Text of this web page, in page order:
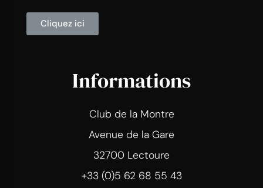
Cliquez ici
Informations
Club de la Montre
Avenue de la Gare
32700 Lectoure
+33 (0)5 62 68 55 43